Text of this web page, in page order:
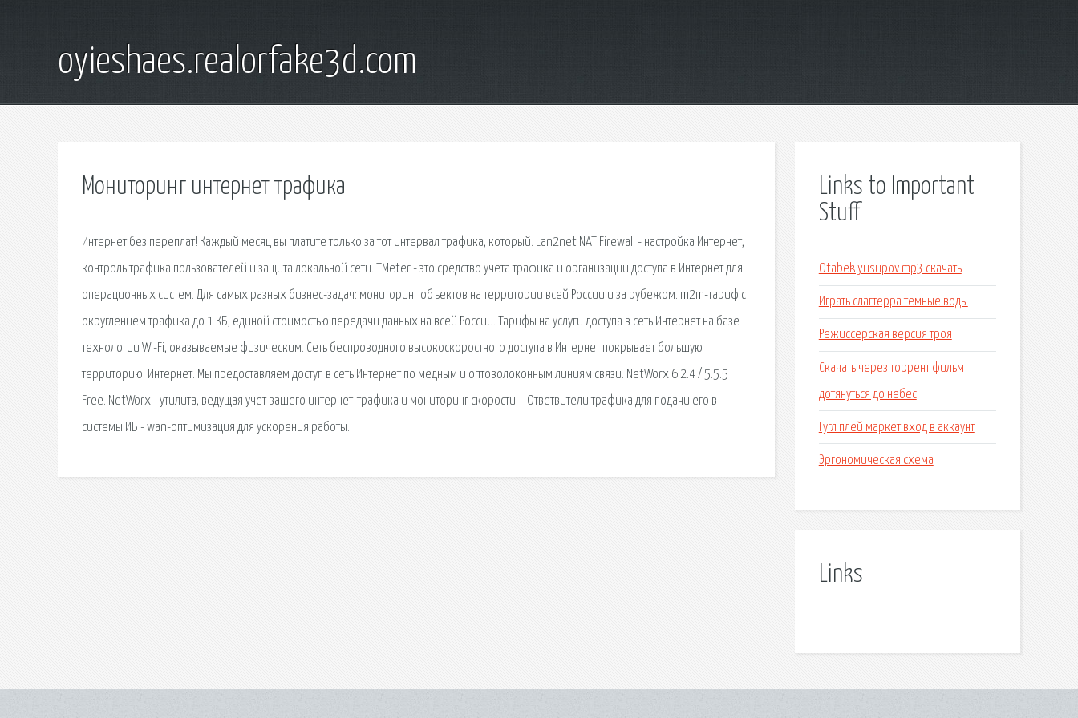
oyieshaes.realorfake3d.com
Мониторинг интернет трафика
Интернет без переплат! Каждый месяц вы платите только за тот интервал трафика, который. Lan2net NAT Firewall - настройка Интернет,
контроль трафика пользователей и защита локальной сети. TMeter - это средство учета трафика и организации доступа в Интернет для
операционных систем. Для самых разных бизнес-задач: мониторинг объектов на территории всей России и за рубежом. m2m-тариф с
округлением трафика до 1 КБ, единой стоимостью передачи данных на всей России. Тарифы на услуги доступа в сеть Интернет на базе
технологии Wi-Fi, оказываемые физическим. Сеть беспроводного высокоскоростного доступа в Интернет покрывает большую
территорию. Интернет. Мы предоставляем доступ в сеть Интернет по медным и оптоволоконным линиям связи. NetWorx 6.2.4 / 5.5.5
Free. NetWorx - утилита, ведущая учет вашего интернет-трафика и мониторинг скорости. - Ответвители трафика для подачи его в
системы ИБ - wan-оптимизация для ускорения работы.
Links to Important
Stuff
Otabek yusupov mp3 скачать
Играть слагтерра темные воды
Режиссерская версия троя
Скачать через торрент фильм
дотянуться до небес
Гугл плей маркет вход в аккаунт
Эргономическая схема
Links